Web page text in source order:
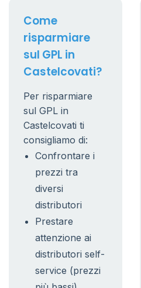
Come
risparmiare
sul GPL in
Castelcovati?
Per risparmiare
sul GPL in
Castelcovati ti
consigliamo di:
Confrontare i
prezzi tra
diversi
distributori
Prestare
attenzione ai
distributori self-
service (prezzi